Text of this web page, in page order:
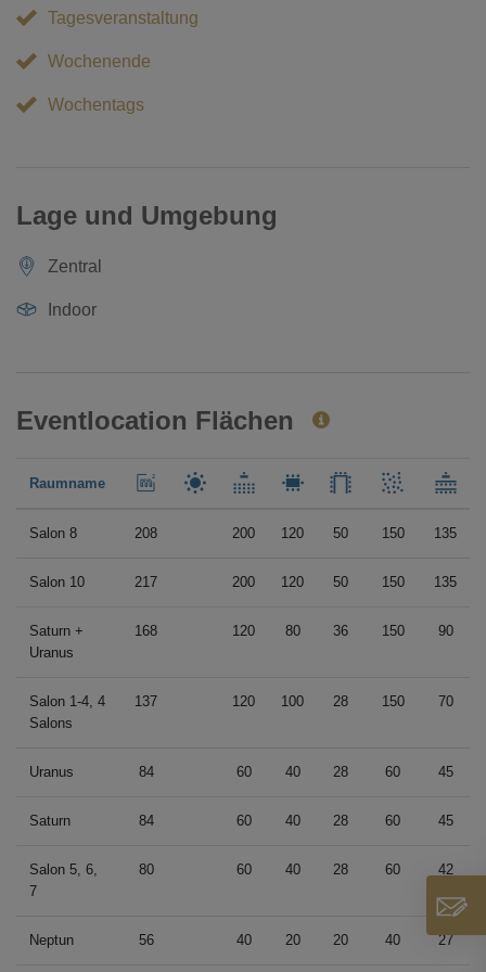
Tagesveranstaltung
Wochenende
Wochentags
Lage und Umgebung
Zentral
Indoor
Eventlocation Flächen
Raumname
Salon 8 208 200 120 50 150 135
Salon 10 217 200 120 50 150 135
Saturn +
Uranus
168 120 80 36 150 90
Salon 1-4, 4
Salons
137 120 100 28 150 70
Uranus 84 60 40 28 60 45
Saturn 84 60 40 28 60 45
Salon 5, 6,
7
80 60 40 28 60 42
Neptun 56 40 20 20 40 27